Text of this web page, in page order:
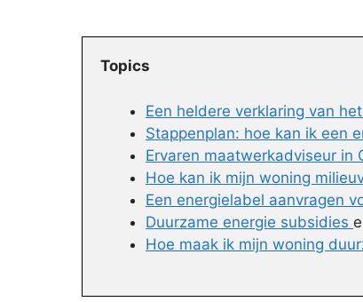
Topics
Een heldere verklaring van
Stappenplan: hoe kan ik een
Ervaren maatwerkadviseur in
Hoe kan ik mijn woning
Een energielabel aanvragen
Duurzame energie subsidies
Hoe maak ik mijn woning